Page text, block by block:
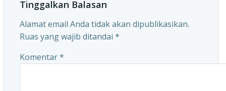
Tinggalkan Balasan
Alamat email Anda tidak akan dipublikasikan.
Ruas yang wajib ditandai *
Komentar*